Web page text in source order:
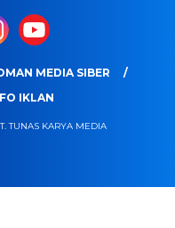
MEDIA SIBER
IKLAN
TUNAS KARYA MEDIA